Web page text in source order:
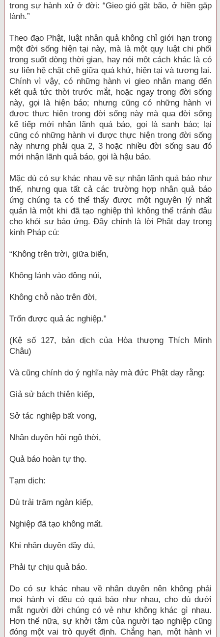
trong sự hành xử ở đời: “Gieo gió gặt bão, ở hiền gặp
lành.”
Theo đạo Phật, luật nhân quả không chỉ giới hạn trong
một đời sống hiện tại này, mà là một quy luật chi phối
trong suốt dòng thời gian, hay nói một cách khác là có
sự liên hệ chặt chẽ giữa quá khứ, hiện tại và tương lai.
Chính vì vậy, có những hành vi gieo nhân mang đến
kết quả tức thời trước mắt, hoặc ngay trong đời sống
này, gọi là hiện báo; nhưng cũng có những hành vi
được thực hiện trong đời sống này mà qua đời sống
kế tiếp mới nhận lãnh quả báo, gọi là sanh báo; lại
cũng có những hành vi được thực hiện trong đời sống
này nhưng phải qua 2, 3 hoặc nhiều đời sống sau đó
mới nhận lãnh quả báo, gọi là hậu báo.
Mặc dù có sự khác nhau về sự nhận lãnh quả báo như
thế, nhưng qua tất cả các trường hợp nhân quả báo
ứng chúng ta có thể thấy được một nguyên lý nhất
quán là một khi đã tạo nghiệp thì không thể tránh đâu
cho khỏi sự báo ứng. Đây chính là lời Phật dạy trong
kinh Pháp cú:
“Không trên trời, giữa biển,
Không lánh vào động núi,
Không chỗ nào trên đời,
Trốn được quả ác nghiệp.”
(Kệ số 127, bản dịch của Hòa thượng Thích Minh
Châu)
Và cũng chính do ý nghĩa này mà đức Phật dạy rằng:
Giả sử bách thiên kiếp,
Sở tác nghiệp bất vong,
Nhân duyên hội ngộ thời,
Quả báo hoàn tự thọ.
Tạm dịch:
Dù trải trăm ngàn kiếp,
Nghiệp đã tạo không mất.
Khi nhân duyên đầy đủ,
Phải tự chịu quả báo.
Do có sự khác nhau về nhân duyên nên không phải
mọi hành vi đều có quả báo như nhau, cho dù dưới
mắt người đời chúng có vẻ như không khác gì nhau.
Hơn thế nữa, sự khởi tâm của người tạo nghiệp cũng
đóng một vai trò quyết định. Chẳng hạn, một hành vi